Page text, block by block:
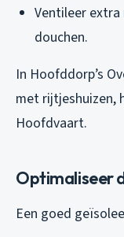
Ventileer
douchen.
In Hoofddorp’s
met rijtjeshuizen,
Hoofdvaart.
Optimaliseer
Een goed